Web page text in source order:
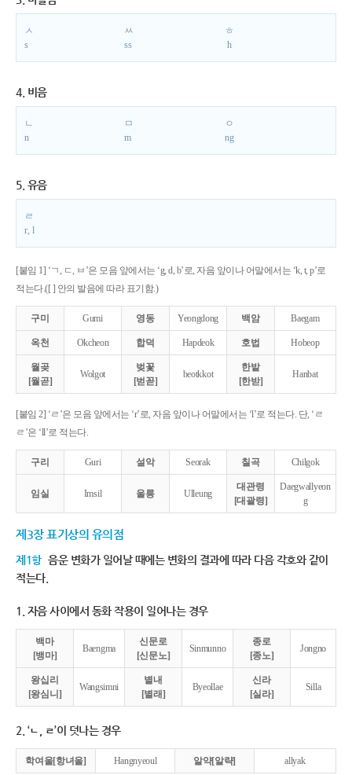
ㅅ
s
ㅆ
ss
ㅎ
h
4. 비음
ㄴ
n
ㅁ
m
ㅇ
ng
5. 유음
ㄹ
r, l
[붙임 1] ‘ㄱ, ㄷ, ㅂ’은 모음 앞에서는 ‘g, d, b’로, 자음 앞이나 어말에서는 ‘k, t, p’로
적는다.([ ] 안의 발음에 따라 표기함.)
구미 Gumi 영동 Yeongdong 백암 Baegam
옥천 Okcheon 합덕 Hapdeok 호법 Hobeop
월곶
[월곧]
Wolgot
벚꽃
[벋꼳]
beotkkot
한밭
[한받]
Hanbat
[붙임 2] ‘ㄹ’은 모음 앞에서는 ‘r’로, 자음 앞이나 어말에서는 ‘l’로 적는다. 단, ‘ㄹ
ㄹ’은 ‘ll’로 적는다.
구리 Guri 설악 Seorak 칠곡 Chilgok
임실 Imsil 울릉 Ulleung
대관령
[대괄령]
Daegwallyeon
g
제3장 표기상의 유의점
제1항 음운 변화가 일어날 때에는 변화의 결과에 따라 다음 각호와 같이
적는다.
1. 자음 사이에서 동화 작용이 일어나는 경우
백마
[뱅마]
Baengma
신문로
[신문노]
Sinmunno
종로
[종노]
Jongno
왕십리
[왕심니]
Wangsimni
별내
[별래]
Byeollae
신라
[실라]
Silla
2. ‘ㄴ, ㄹ’이 덧나는 경우
학여울[항녀울] Hangnyeoul 알약[알략] allyak